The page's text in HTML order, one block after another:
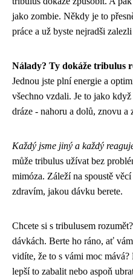
jako zombie. Někdy je to
práce a už byste nejradši
Nálady? Ty dokáže tribulus
Jednou jste plní energie a
všechno vzdali. Je to jako
dráze - nahoru a dolů, znovu a
Každý jsme jiný a každý
může tribulus užívat bez
mimóza. Záleží na spoustě
zdravím, jakou dávku berete.
Chcete si s tribulusem
dávkách. Berte ho ráno, ať
vidíte, že to s vámi moc
lepší to zabalit nebo aspoň